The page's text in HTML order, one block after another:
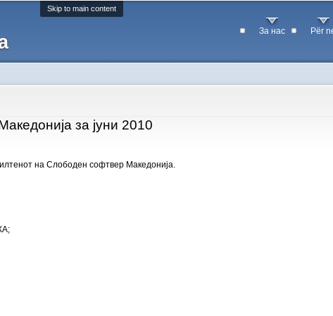
Skip to main content
За нас Për
за јуни 2010
на Слободен софтвер Македонија.